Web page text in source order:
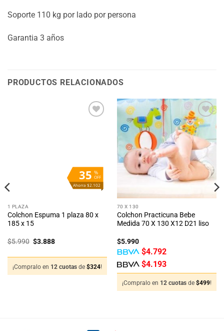
Soporte 110 kg por lado por persona
Garantia 3 años
PRODUCTOS RELACIONADOS
%
OFF
35
Ahorra $2.102
1 PLAZA
Colchon Espuma 1 plaza 80 x
185 x 15
$5.990 El
$5.990.
$3.888El
$3.888.
¡Compralo en 12 cuotas de $324!
Añadir
a la
lista
deseos
70 X 130
Colchon Practicuna Bebe
Medida 70 X 130 X12 D21 liso
$5.990
$4.792
$4.193
¡Compralo en 12 cuotas de $499!